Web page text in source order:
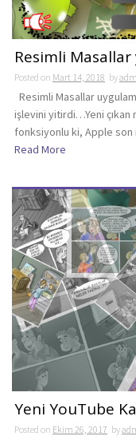
Resimli
Posted on Mart 14, 2018 by
Resimli Masallar
işlevini yitirdi…Yeni çıkan
fonksiyonlu ki, Apple son
Read More
Yeni YouTube
Posted on Ekim 26, 2017 by